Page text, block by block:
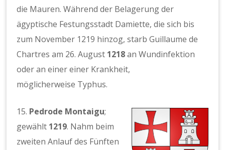
die Mauren. Während der Belagerung der
ägyptische Festungsstadt Damiette, die sich bis
zum November 1219 hinzog, starb Guillaume de
Chartres am 26. August 1218an Wundinfektion
oder an einer einer Krankheit,
möglicherweise Typhus.
15. Pedrode Montaigu;
gewählt 1219. Nahm beim
zweiten Anlauf des Fünften